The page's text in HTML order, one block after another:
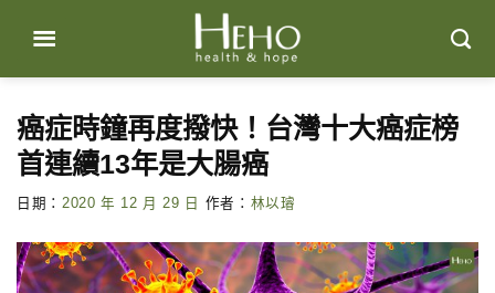
content
癌症時鐘再度撥快！台灣十大癌症榜
首連續13年是大腸癌
日期： 2020 年 12 月 29 日 作者： 林以璿